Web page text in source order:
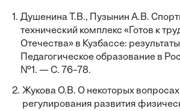
1. Душенина Т.В., Пузынин А.В.
технический комплекс «Готов к
Отечества» в Кузбассе:
Педагогическое образование в
№1. — С. 76–78.
2. Жукова О.В. О некоторых
регулирования развития